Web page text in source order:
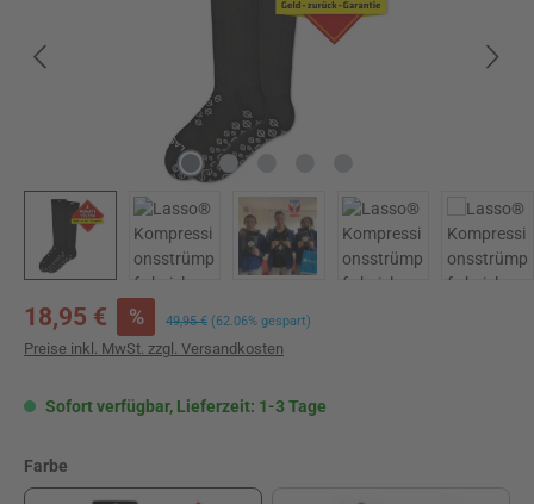
Verkaufspreis:
18,95 € % Regulärer Preis:
49,95 € (62.06% gespart)
Preise inkl. MwSt. zzgl. Versandkosten
Sofort verfügbar, Lieferzeit: 1-3 Tage
Farbe